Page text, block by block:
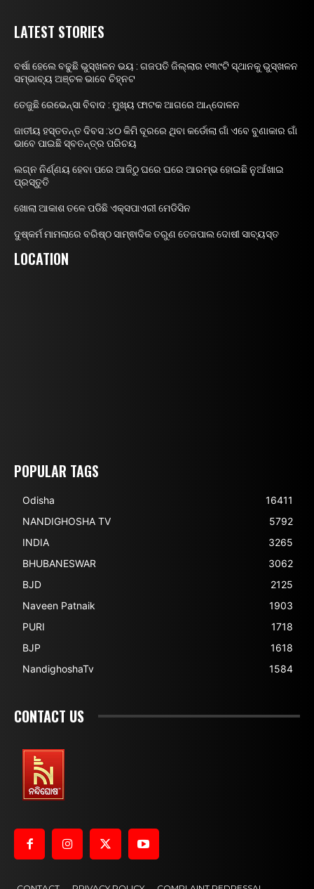
LATEST STORIES
ବର୍ଷା ହେଲେ ବଢୁଛି ଭୁସ୍ଖଳନ ଭୟ : ଗଜପତି ଜିଲ୍ଲାର ୧୩୯ଟି ସ୍ଥାନକୁ ଭୁସ୍ଖଳନ
ସମ୍ଭାବ୍ୟ ଅଞ୍ଚଳ ଭାବେ ଚିହ୍ନଟ
ତେଜୁଛି ରେଭେନ୍ସା ବିବାଦ : ମୁଖ୍ୟ ଫାଟକ ଆଗରେ ଆନ୍ଦୋଳନ
ଜାତୀୟ ହସ୍ତତନ୍ତ ଦିବସ :୪୦ କିମି ଦୂରରେ ଥିବା କର୍ଡୋଲା ଗାଁ ଏବେ ବୁଣାକାର ଗାଁ
ଭାବେ ପାଇଛି ସ୍ବତନ୍ତ୍ର ପରିଚୟ
ଲଗ୍ନ ନିର୍ଣ୍ଣୟ ହେବା ପରେ ଆଜିଠୁ ଘରେ ଘରେ ଆରମ୍ଭ ହୋଇଛି ନୁଆଁଖାଇ
ପ୍ରସ୍ତୁତି
ଖୋଲା ଆକାଶ ତଳେ ପଡିଛି ଏକ୍ସପାଏରୀ ମେଡିସିନ
ଦୁଷ୍କର୍ମ ମାମଲାରେ ବରିଷ୍ଠ ସାମ୍ଵାଦିକ ତରୁଣ ତେଜପାଲ ଦୋଷୀ ସାବ୍ୟସ୍ତ
LOCATION
POPULAR TAGS
Odisha
16411
NANDIGHOSHA TV
5792
INDIA
3265
BHUBANESWAR
3062
BJD
2125
Naveen Patnaik
1903
PURI
1718
BJP
1618
NandighoshaTv
1584
CONTACT US